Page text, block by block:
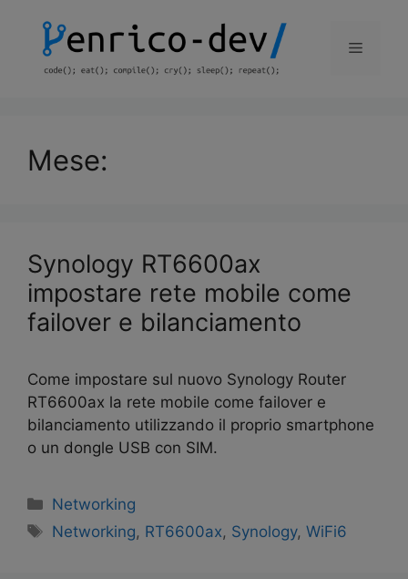
Mese:
Synology RT6600ax
impostare rete mobile come
failover e bilanciamento
Come impostare sul nuovo Synology Router
RT6600ax la rete mobile come failover e
bilanciamento utilizzando il proprio smartphone
o un dongle USB con SIM.
Networking
Networking, RT6600ax, Synology,WiFi6